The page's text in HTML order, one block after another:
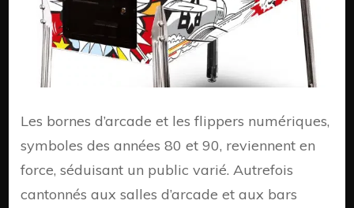
Les bornes d’arcade et les flippers numériques,
symboles des années 80 et 90, reviennent en
force, séduisant un public varié. Autrefois
cantonnés aux salles d’arcade et aux bars